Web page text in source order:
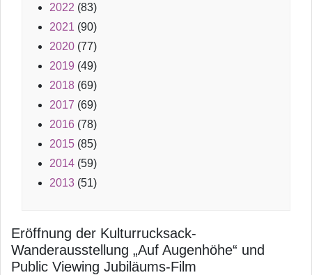
2022 (83)
2021 (90)
2020 (77)
2019 (49)
2018 (69)
2017 (69)
2016 (78)
2015 (85)
2014 (59)
2013 (51)
Eröffnung der Kulturrucksack-
Wanderausstellung „Auf Augenhöhe“ und
Public Viewing Jubiläums-Film